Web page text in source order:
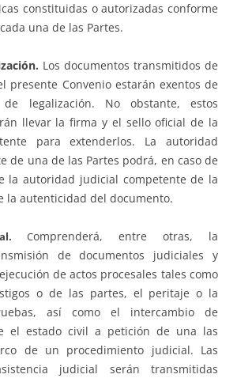
constituidas o autorizadas conforme
una de las Partes.
Los documentos transmitidos de
presente Convenio estarán exentos de
legalización. No obstante, estos
llevar la firma y el sello oficial de la
para extenderlos. La autoridad
de una de las Partes podrá, en caso de
la autoridad judicial competente de la
la autenticidad del documento.
Comprenderá, entre otras, la
de documentos judiciales y
de actos procesales tales como
o de las partes, el peritaje o la
así como el intercambio de
el estado civil a petición de una las
de un procedimiento judicial. Las
judicial serán transmitidas